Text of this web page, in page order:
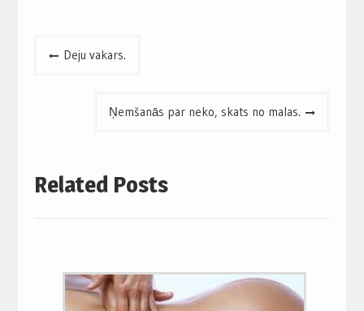
PostDeju vakars.
Ņemšanās par neko, skats no malas.
Related Posts